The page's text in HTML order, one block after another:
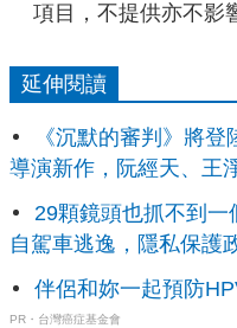
項目，不提供亦不影
延伸閱讀
《沉默的審判》將登
導演新作，阮經天、王
29顆鏡頭也抓不到一
自駕車逃逸，隱私保護
伴侶和妳一起預防
PR・台灣癌症基金會